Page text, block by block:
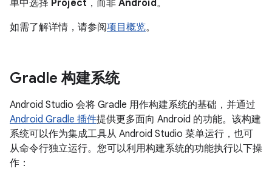
单中选择 Project ，而非 Android 。
如需了解详情，请参阅项目概览。
Gradle 构建系统
Android Studio 会将 Gradle 用作构建系统的基础，并通过
Android Gradle 插件提供更多面向 Android 的功能。该构建
系统可以作为集成工具从 Android Studio 菜单运行，也可
从命令行独立运行。您可以利用构建系统的功能执行以下操
作：